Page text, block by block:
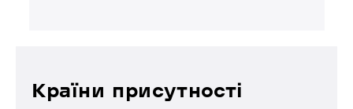
Країни присутності